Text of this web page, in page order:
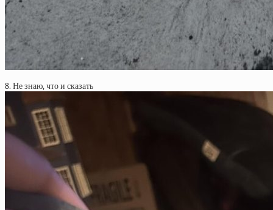
8. Не знаю, что и сказать